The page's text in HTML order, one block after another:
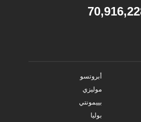
أبروتسو
موليزي
بييمونتي
بوليا